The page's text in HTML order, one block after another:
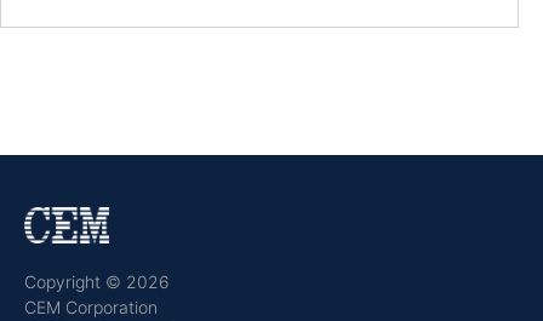
Copyright © 2026
CEM Corporation